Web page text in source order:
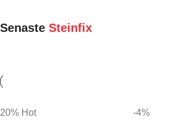
Senaste Steinfix
Hot -4%